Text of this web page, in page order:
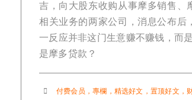
吉，向大股东收购从事摩多销售、
相关业务的两家公司，消息公布后
一反应并非这门生意赚不赚钱，而
是摩多贷款？
付费会员 ，專欄 ， 精选好文 ， 置顶好文 ，